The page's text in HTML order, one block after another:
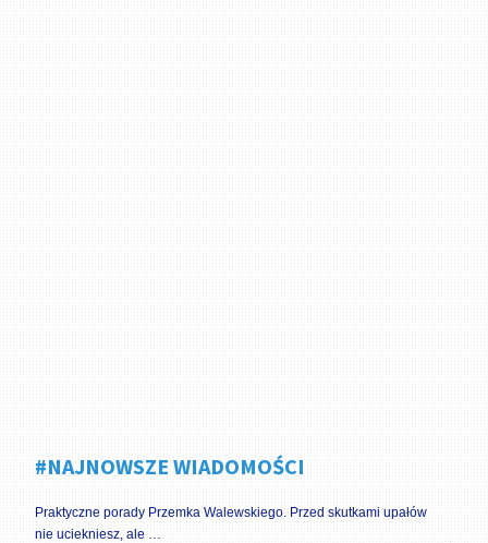
#NAJNOWSZE WIADOMOŚCI
Praktyczne porady Przemka Walewskiego. Przed skutkami upałów
nie uciekniesz, ale …